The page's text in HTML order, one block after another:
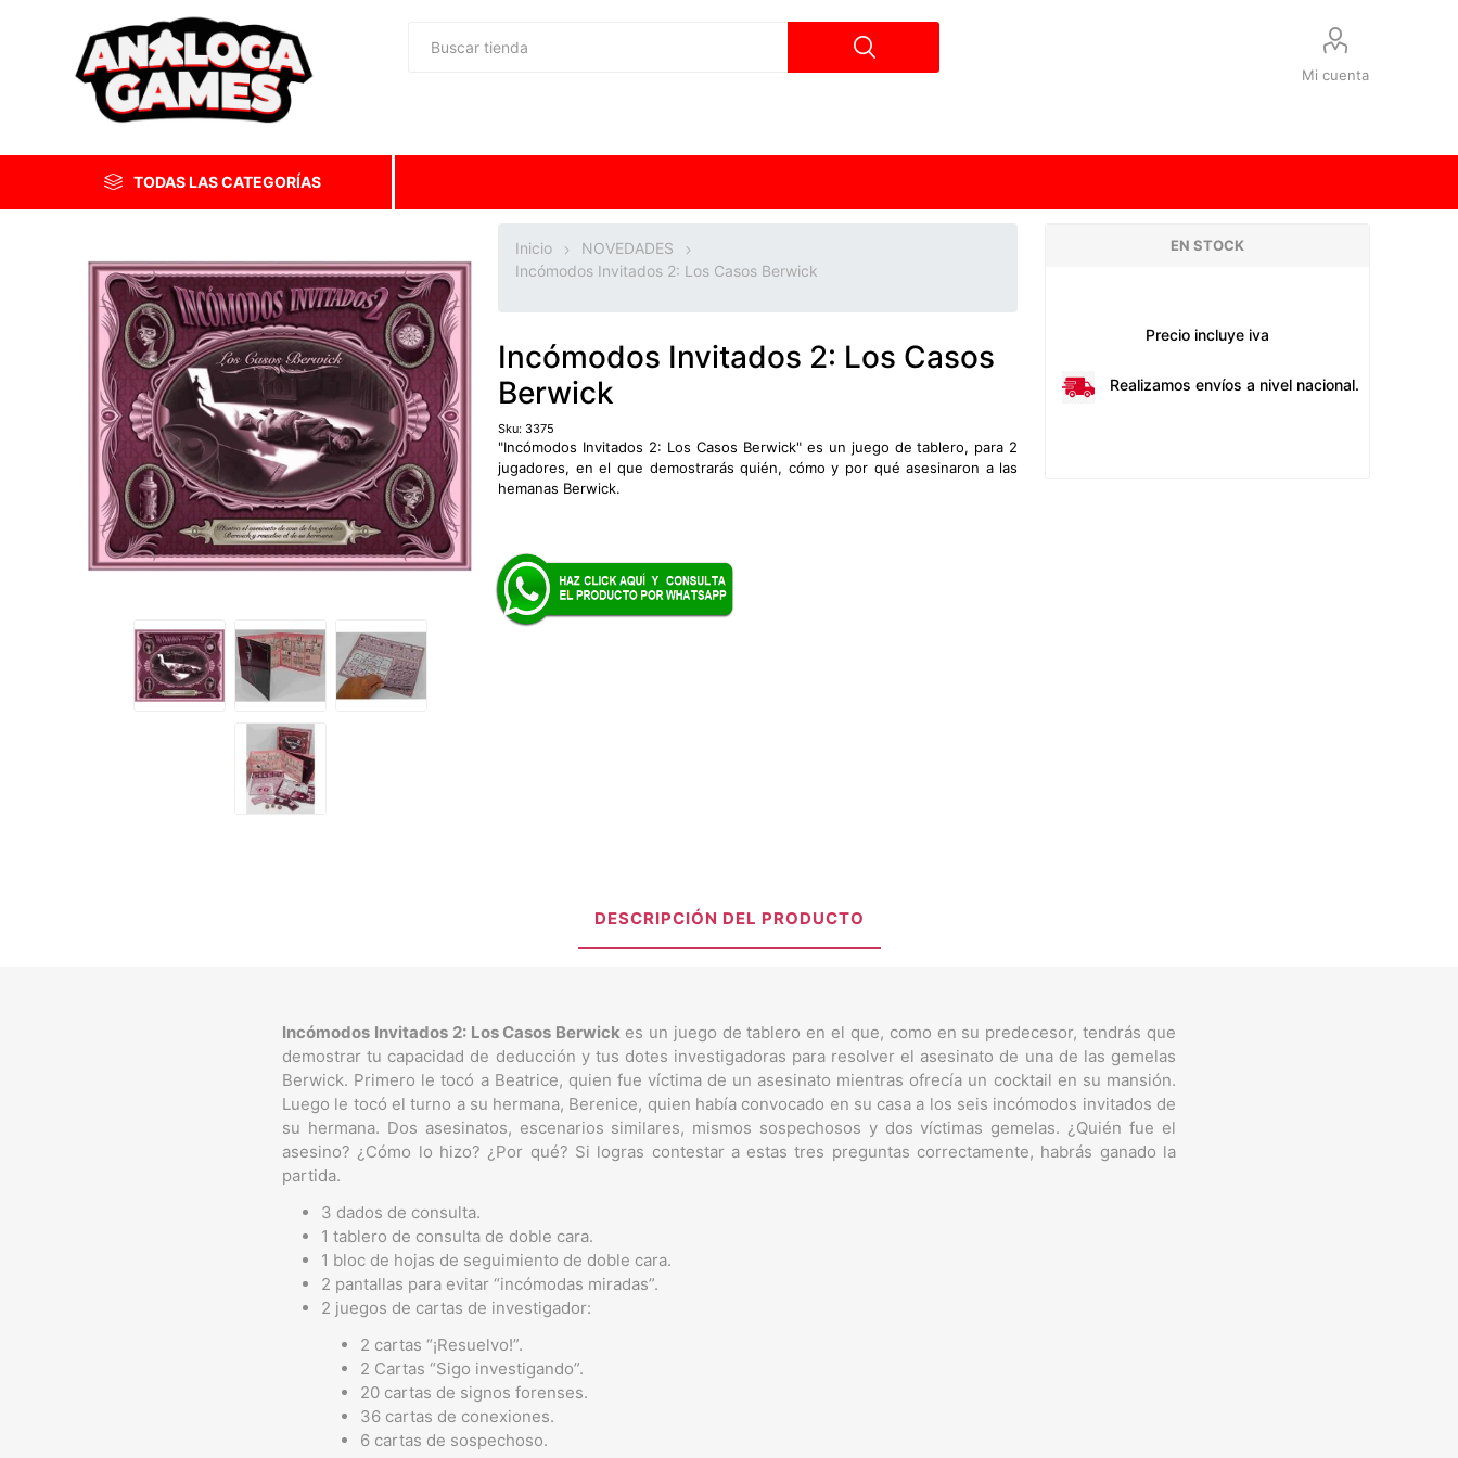
Mi cuenta
TODAS LAS CATEGORÍAS
Inicio
NOVEDADES
Incómodos Invitados 2: Los Casos Berwick
Incómodos Invitados 2: Los Casos
Berwick
Sku: 3375
"Incómodos Invitados 2: Los Casos Berwick" es un juego de tablero, para 2
jugadores, en el que demostrarás quién, cómo y por qué asesinaron a las
hemanas Berwick.
EN STOCK
Precio incluye iva
Realizamos envíos a nivel nacional.
DESCRIPCIÓN DEL PRODUCTO
Incómodos Invitados 2: Los Casos Berwick es un juego de tablero en el que, como en su predecesor, tendrás que
demostrar tu capacidad de deducción y tus dotes investigadoras para resolver el asesinato de una de las gemelas
Berwick. Primero le tocó a Beatrice, quien fue víctima de un asesinato mientras ofrecía un cocktail en su mansión.
Luego le tocó el turno a su hermana, Berenice, quien había convocado en su casa a los seis incómodos invitados de
su hermana. Dos asesinatos, escenarios similares, mismos sospechosos y dos víctimas gemelas. ¿Quién fue el
asesino? ¿Cómo lo hizo? ¿Por qué? Si logras contestar a estas tres preguntas correctamente, habrás ganado la
partida.
3 dados de consulta.
1 tablero de consulta de doble cara.
1 bloc de hojas de seguimiento de doble cara.
2 pantallas para evitar “incómodas miradas”.
2 juegos de cartas de investigador:
2 cartas “¡Resuelvo!”.
2 Cartas “Sigo investigando”.
20 cartas de signos forenses.
36 cartas de conexiones.
6 cartas de sospechoso.